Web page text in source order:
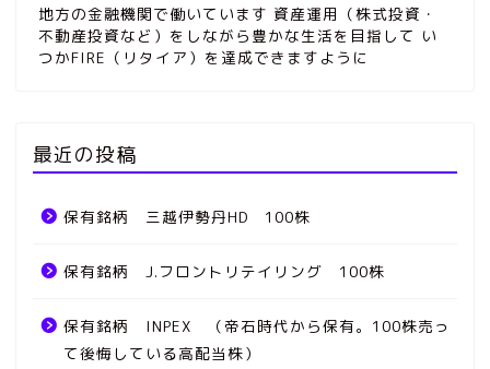
地方の金融機関で働いています 資産運用（株式投資・
不動産投資など）をしながら豊かな生活を目指して い
つかFIRE（リタイア）を達成できますように
最近の投稿
保有銘柄 三越伊勢丹HD 100株
保有銘柄 J.フロントリテイリング 100株
保有銘柄 INPEX （帝石時代から保有。100株売っ
て後悔している高配当株）